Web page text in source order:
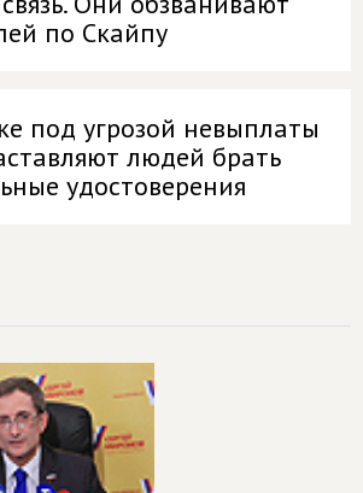
по Скайпу
под угрозой невыплаты
людей брать
удостоверения